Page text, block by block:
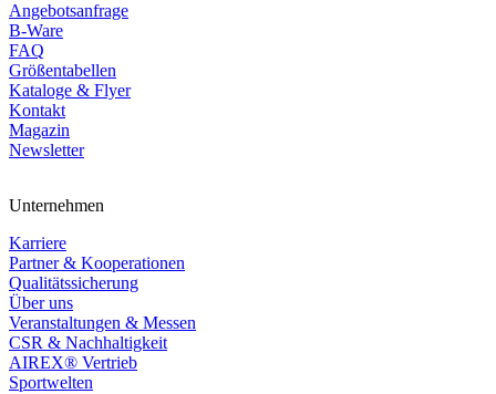
Angebotsanfrage
B-Ware
FAQ
Größentabellen
Kataloge & Flyer
Kontakt
Magazin
Newsletter
Unternehmen
Karriere
Partner & Kooperationen
Qualitätssicherung
Über uns
Veranstaltungen & Messen
CSR & Nachhaltigkeit
AIREX® Vertrieb
Sportwelten